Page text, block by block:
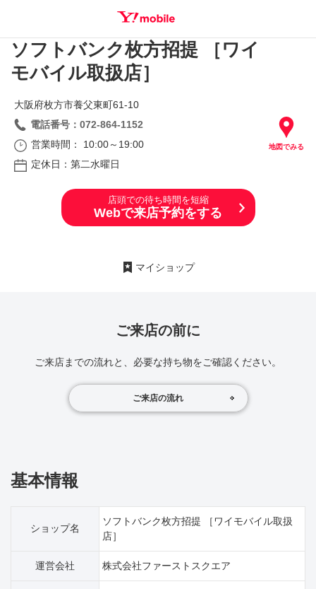
SEARCH
ソフトバンク枚方招提 ［ワイ
モバイル取扱店］
地図でみる
大阪府枚方市養父東町61‐10
電話番号：072-864-1152
営業時間： 10:00～19:00
定休日：第二水曜日
店頭での待ち時間を短縮
Webで来店予約をする
マイショップ
ご来店の前に
ご来店までの流れと、必要な持ち物をご確認ください。
ご来店の流れ
基本情報
ショップ名
ソフトバンク枚方招提 ［ワイモバイル取扱
店］
運営会社 株式会社ファーストスクエア